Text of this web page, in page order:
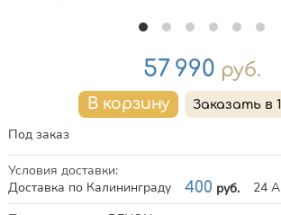
Цена
57 990 руб.
Под заказ
Условия доставки:
Доставка по Калининграду
400 руб.
24